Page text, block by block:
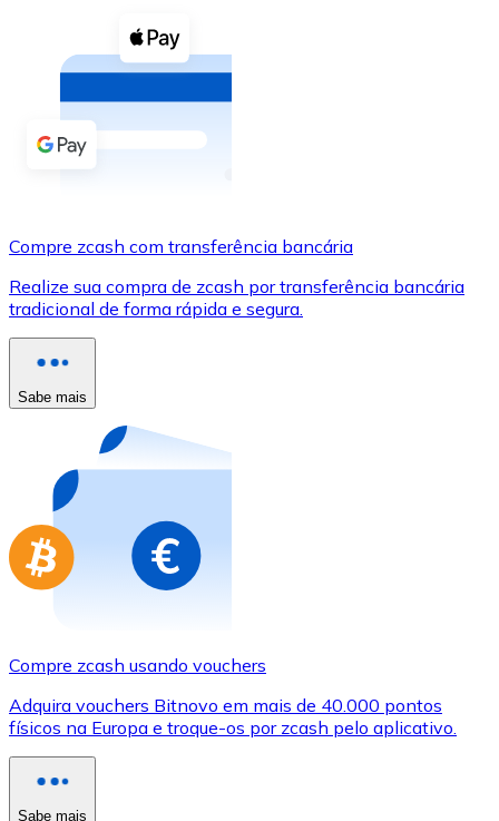
Cupons cripto
Compre criptomoedas com dinheiro e outros
Comprar com dinheiro
Transferência SEPA
Use cartões Visa e Mastercard para comprar
Comprar com cartão
Compre cartões-presente das suas marcas favoritas
Ir para a loja de cartões-presente
Compre zcash com transferência bancária
Realize sua compra de zcash por transferência bancária
tradicional de forma rápida e segura.
Sabe mais
Compre zcash usando vouchers
Adquira vouchers Bitnovo em mais de 40.000 pontos
físicos na Europa e troque-os por zcash pelo aplicativo.
Sabe mais